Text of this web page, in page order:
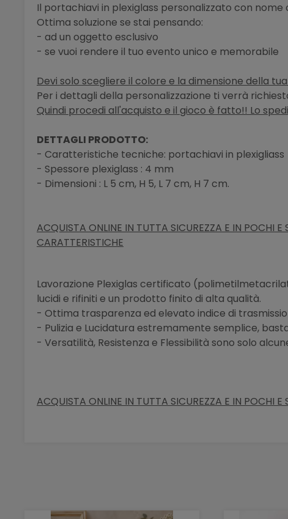
Il portachiavi in plexiglass personalizzato con
Ottima soluzione se stai pensando:
- ad un oggetto esclusivo
- se vuoi rendere il tuo evento unico e memorabile
Devi solo scegliere il colore e la dimensione della
Per i dettagli della personalizzazione ti verrà
Quindi procedi all'acquisto e il gioco è fatto!! Lo
DETTAGLI PRODOTTO:
- Caratteristiche tecniche: portachiavi in plexigliass
- Spessore plexiglass : 4 mm
- Dimensioni : L 5 cm, H 5, L 7 cm, H 7 cm.
ACQUISTA ONLINE IN TUTTA SICUREZZA E IN POCHI E
CARATTERISTICHE
Lavorazione Plexiglas certificato
lucidi e rifiniti e un prodotto finito di alta qualità.
- Ottima trasparenza ed elevato indice di
- Pulizia e Lucidatura estremamente semplice,
- Versatilità, Resistenza e Flessibilità sono solo
ACQUISTA ONLINE IN TUTTA SICUREZZA E IN POCHI E